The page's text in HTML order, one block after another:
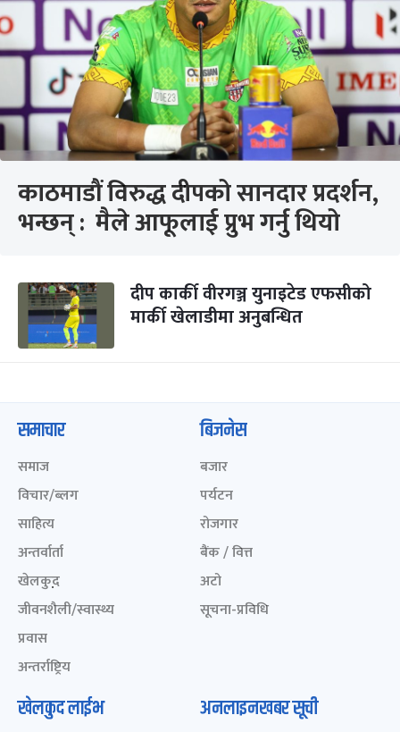
काठमाडौं विरुद्ध दीपको सानदार प्रदर्शन,
भन्छन् : मैले आफूलाई प्रुभ गर्नु थियो
दीप कार्की वीरगञ्ज युनाइटेड एफसीको
मार्की खेलाडीमा अनुबन्धित
समाचार
समाज
विचार/ब्लग
साहित्य
अन्तर्वार्ता
खेलकुद़़
जीवनशैली/स्वास्थ्य
प्रवास
अन्तर्राष्ट्रिय
बिजनेस
बजार
पर्यटन
रोजगार
बैंक / वित्त
अटो
सूचना-प्रविधि
खेलकुद लाईभ अनलाइनखबर सूची